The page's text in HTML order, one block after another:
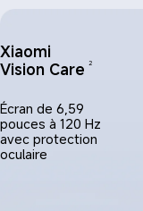
Xiaomi
Vision Care 2
Écran de 6,59
pouces à 120 Hz
avec protection
oculaire